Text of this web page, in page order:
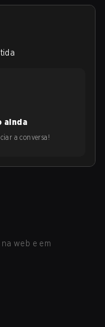
ainda
a conversa!
web e em